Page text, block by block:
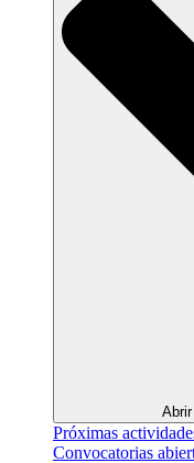
Próximas
Convocatorias